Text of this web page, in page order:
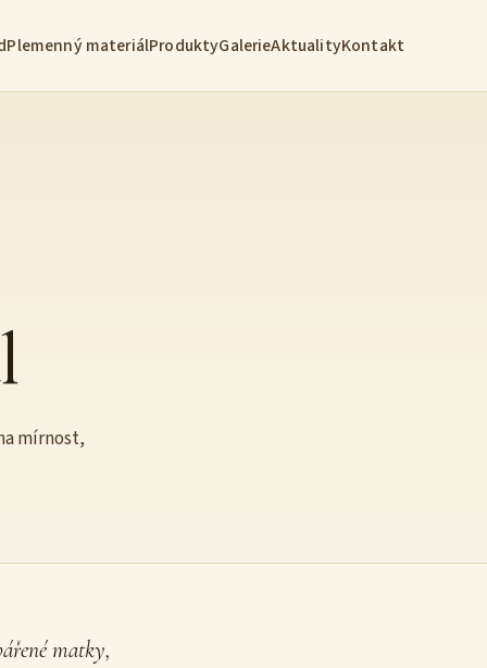
Plemenný materiálProduktyGalerieAktualityKontakt
mírnost,
matky,